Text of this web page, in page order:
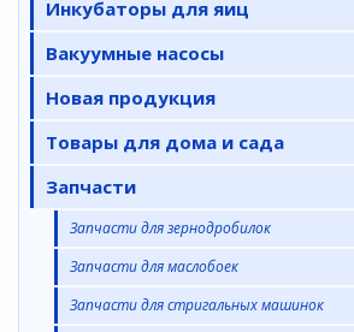
Инкубаторы для яиц
Вакуумные насосы
Новая продукция
Товары для дома и сада
Запчасти
Запчасти для зернодробилок
Запчасти для маслобоек
Запчасти для стригальных машинок